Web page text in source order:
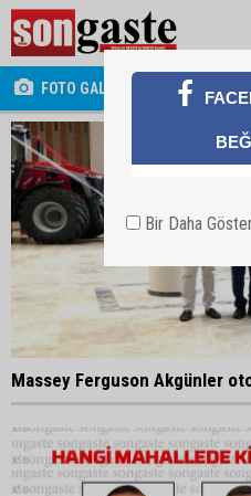
FOTO GALERİ
Massey Ferguson Akgünler
Bir Daha